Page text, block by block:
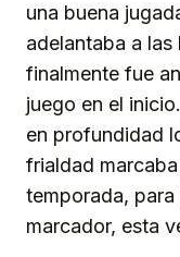
una buena
adelantaba a
finalmente fue
juego en el
en profundidad
frialdad
temporada,
marcador, esta